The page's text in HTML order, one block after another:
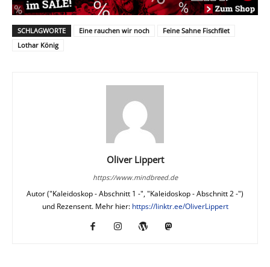
SCHLAGWORTE Eine rauchen wir noch
Feine Sahne Fischfilet
Lothar König
Oliver Lippert
https://www.mindbreed.de
Autor ("Kaleidoskop - Abschnitt 1 -", "Kaleidoskop - Abschnitt 2 -")
und Rezensent. Mehr hier: https://linktr.ee/OliverLippert